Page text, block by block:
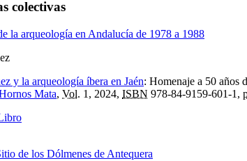
colectivas
la arqueología en Andalucía de 1978 a 1988
y la arqueología íbera en Jaén: Homenaje a 50 años
Mata, Vol. 1, 2024, ISBN 978-84-9159-601-1,
de los Dólmenes de Antequera